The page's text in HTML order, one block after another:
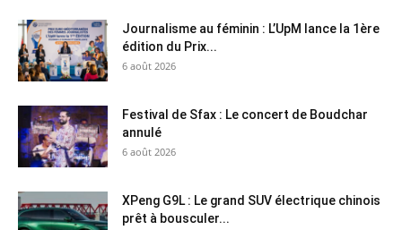
Journalisme au féminin : L’UpM lance la 1ère
édition du Prix...
6 août 2026
Festival de Sfax : Le concert de Boudchar
annulé
6 août 2026
XPeng G9L : Le grand SUV électrique chinois
prêt à bousculer...